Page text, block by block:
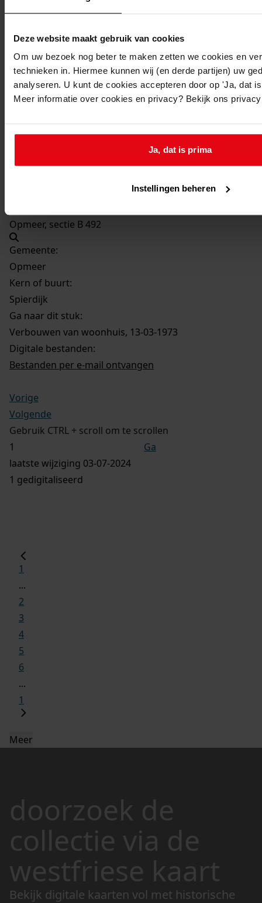
Deze website maakt gebruik van cookies
Om uw bezoek nog beter te maken zetten we cookies en
technieken in. Hiermee kunnen wij (en derde partijen) uw
analyseren. U kunt de cookies accepteren door op 'Ja, dat
Meer informatie over cookies en privacy? Bekijk ons
Ja, dat is prima
Instellingen beheren
Datum vergunning:
13-03-1973
Adres:
Nieuw adres:
Spierdijk, Noordspierdijkerweg 13
Opmeer, sectie B 492
Gemeente:
Opmeer
Kern of buurt:
Spierdijk
Ga naar dit stuk:
Verbouwen van woonhuis, 13-03-1973
Digitale bestanden:
Bestanden per e-mail ontvangen
Vorige
Volgende
Gebruik CTRL + scroll om te scrollen
Ga
laatste wijziging 03-07-2024
1 gedigitaliseerd
1
...
2
3
4
5
6
...
1
Meer
doorzoek de
collectie via de
westfriese kaart
Bekijk digitale kaarten vol met historische